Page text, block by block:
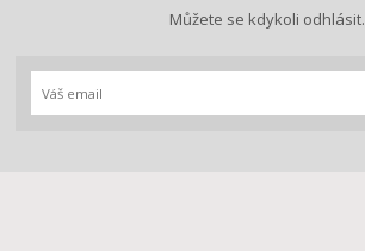
Můžete se kdykoli odhlásit.